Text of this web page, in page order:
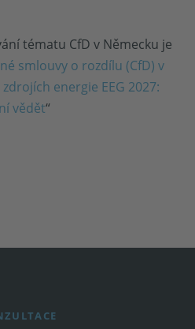
tématu CfD v Německu je
smlouvy o rozdílu (CfD) v
energie EEG 2027:
vědět“